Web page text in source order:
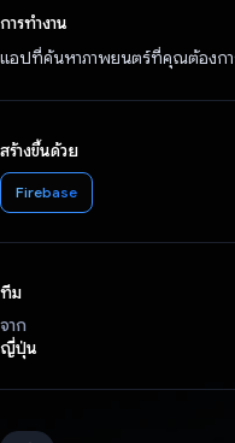
การทำงาน
แอปที่ค้นหาภาพยนตร์ที่คุณต้องก
สร้างขึ้นด้วย
Firebase
ทีม
จาก
ญี่ปุ่น